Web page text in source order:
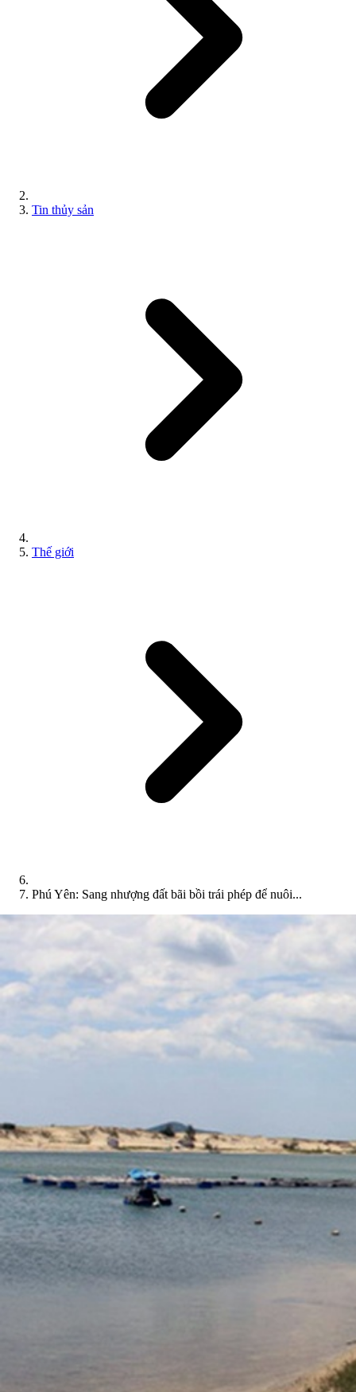
Tin thủy sản
Thế giới
Phú Yên: Sang nhượng đất bãi bồi trái phép để nuôi...